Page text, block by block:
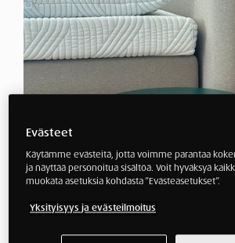
Evästeet
Käytämme evästeitä, jotta voimme parantaa
ja näyttää personoitua sisältöä. Voit hyväksyä
muokata asetuksia kohdasta ”Evästeasetukset”.
Yksityisyys ja evästeilmoitus